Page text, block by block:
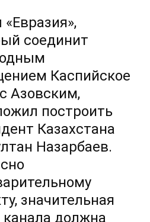
«Евразия»,
соединит
Каспийское
Азовским,
построить
Казахстана
Назарбаев.
значительная
канала должна